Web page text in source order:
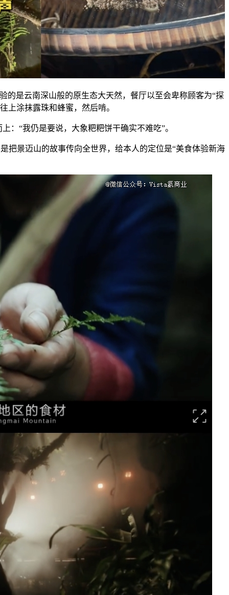
云南深山般的原生态大天然，餐厅以至会卑称顾客为“探
上涂抹露珠和蜂蜜，然后啃。
“我仍是要说，大象粑粑饼干确实不难吃”。
景迈山的故事传向全世界，给本人的定位是“美食体验新海